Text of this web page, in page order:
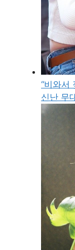
“비와서
신난 무